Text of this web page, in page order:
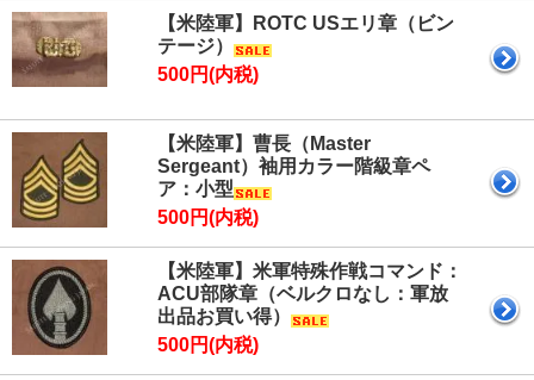
【米陸軍】ROTC USエリ章（ビン
テージ）
500円(内税)
【米陸軍】曹長（Master
Sergeant）袖用カラー階級章ペ
ア：小型
500円(内税)
【米陸軍】米軍特殊作戦コマンド：
ACU部隊章（ベルクロなし：軍放
出品お買い得）
500円(内税)